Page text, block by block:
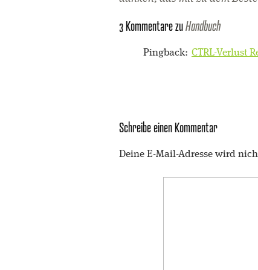
3 Kommentare zuHandbuch
Pingback: CTRL-Verlust
Schreibe einen Kommentar
Deine E-Mail-Adresse wird